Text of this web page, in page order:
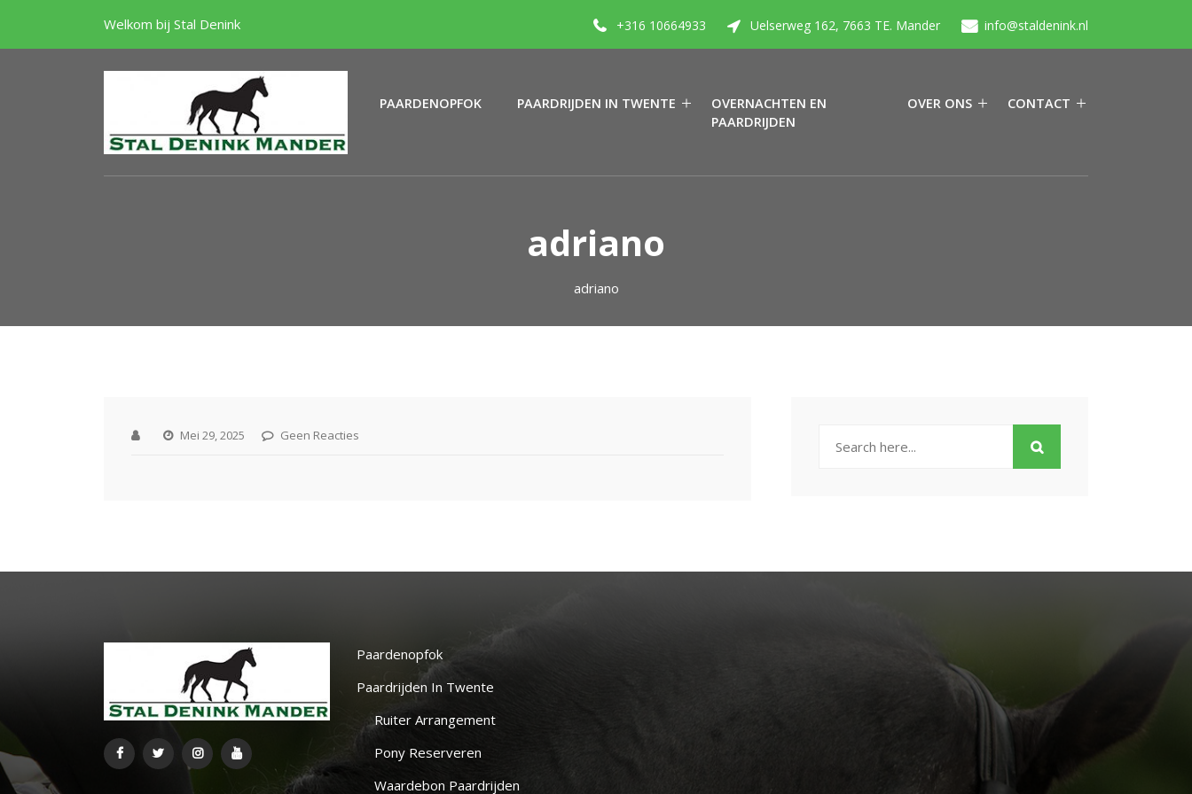
Welkom bij Stal Denink +316 10664933 Uelserweg 162, 7663 TE. Mander info@staldenink.nl
PAARDENOPFOK PAARDRIJDEN IN TWENTE
OVERNACHTEN EN
PAARDRIJDEN
OVER ONS CONTACT
adriano
adriano
Mei 29, 2025 Geen Reacties
Paardenopfok
Paardrijden In Twente
Ruiter Arrangement
Pony Reserveren
Waardebon Paardrijden